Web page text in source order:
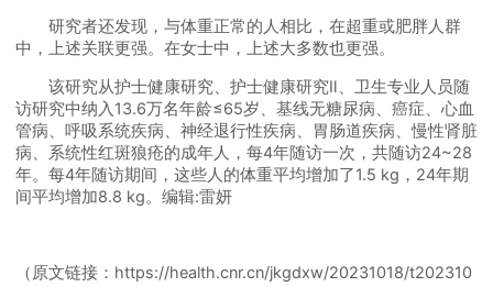
研究者还发现，与体重正常的人相比，在超重或肥胖人群
中，上述关联更强。在女士中，上述大多数也更强。
该研究从护士健康研究、护士健康研究Ⅱ、卫生专业人员随
访研究中纳入13.6万名年龄≤65岁、基线无糖尿病、癌症、心血
管病、呼吸系统疾病、神经退行性疾病、胃肠道疾病、慢性肾脏
病、系统性红斑狼疮的成年人，每4年随访一次，共随访24~28
年。每4年随访期间，这些人的体重平均增加了1.5 kg，24年期
间平均增加8.8 kg。编辑:雷妍
（原文链接：https://health.cnr.cn/jkgdxw/20231018/t202310